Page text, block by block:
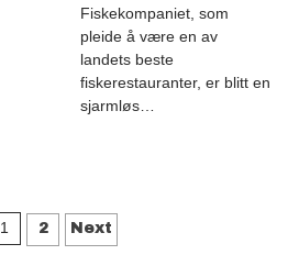
Fiskekompaniet, som
pleide å være en av
landets beste
fiskerestauranter, er blitt en
sjarmløs…
Sidepaginering
1 2 Next